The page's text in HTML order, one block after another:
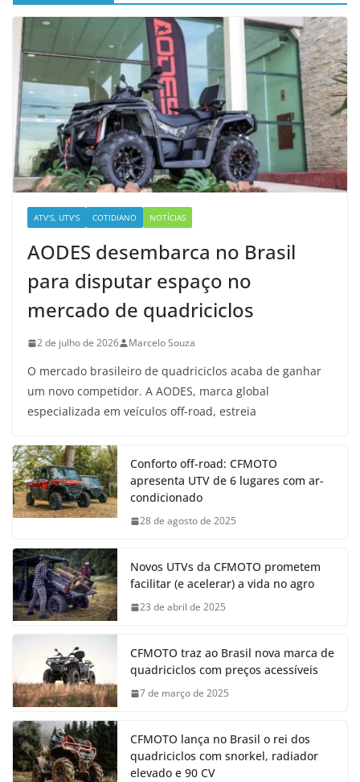
ATV'S, UTV'S COTIDIANO NOTÍCIAS
AODES desembarca no Brasil
para disputar espaço no
mercado de quadriciclos
2 de julho de 2026 Marcelo Souza
O mercado brasileiro de quadriciclos acaba de ganhar
um novo competidor. A AODES, marca global
especializada em veículos off-road, estreia
Conforto off-road: CFMOTO
apresenta UTV de 6 lugares com ar-
condicionado
28 de agosto de 2025
Novos UTVs da CFMOTO prometem
facilitar (e acelerar) a vida no agro
23 de abril de 2025
CFMOTO traz ao Brasil nova marca de
quadriciclos com preços acessíveis
7 de março de 2025
CFMOTO lança no Brasil o rei dos
quadriciclos com snorkel, radiador
elevado e 90 CV